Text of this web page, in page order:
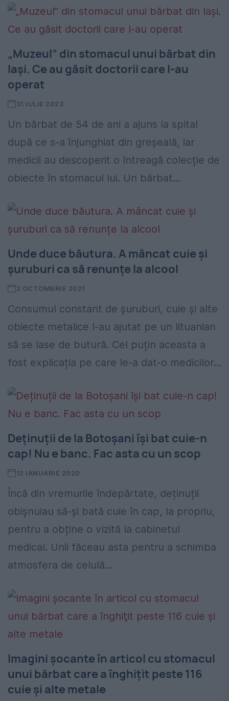
„Muzeul” din stomacul unui bărbat din
Iași. Ce au găsit doctorii care l-au
operat
31 IULIE 2023
Un bărbat de 54 de ani a ajuns la spital
după ce s-a înjunghiat din greșeală, iar
medicii au descoperit o întreagă colecție de
obiecte în stomacul lui. Un bărbat...
Unde duce băutura. A mâncat cuie și
șuruburi ca să renunțe la alcool
2 OCTOMBRIE 2021
Consumul constant de șuruburi, cuie și alte
obiecte metalice l-au ajutat pe un lituanian
să se lase de butură. Cel puțin aceasta a
fost explicația pe care le-a dat-o medicilor...
Deținuții de la Botoșani își bat cuie-n
cap! Nu e banc. Fac asta cu un scop
12 IANUARIE 2020
Încă din vremurile îndepărtate, deținuții
obișnuiau să-și bată cuie în cap, la propriu,
pentru a obține o vizită la cabinetul
medical. Unii făceau asta pentru a schimba
atmosfera de celulă...
Imagini şocante în articol cu stomacul
unui bărbat care a înghiţit peste 116
cuie şi alte metale